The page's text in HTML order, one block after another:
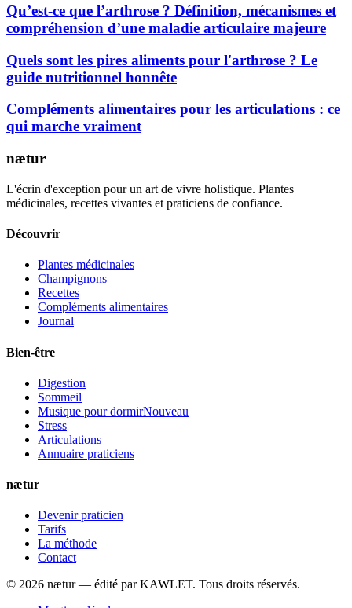
Qu’est-ce que l’arthrose ? Définition, mécanismes et
compréhension d’une maladie articulaire majeure
Quels sont les pires aliments pour l'arthrose ? Le
guide nutritionnel honnête
Compléments alimentaires pour les articulations : ce
qui marche vraiment
nætur
L'écrin d'exception pour un art de vivre holistique. Plantes
médicinales, recettes vivantes et praticiens de confiance.
Découvrir
Plantes médicinales
Champignons
Recettes
Compléments alimentaires
Journal
Bien-être
Digestion
Sommeil
Musique pour dormirNouveau
Stress
Articulations
Annuaire praticiens
nætur
Devenir praticien
Tarifs
La méthode
Contact
© 2026 nætur — édité par KAWLET. Tous droits réservés.